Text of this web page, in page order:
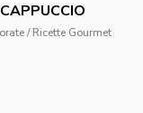
/ Ricette Gourmet